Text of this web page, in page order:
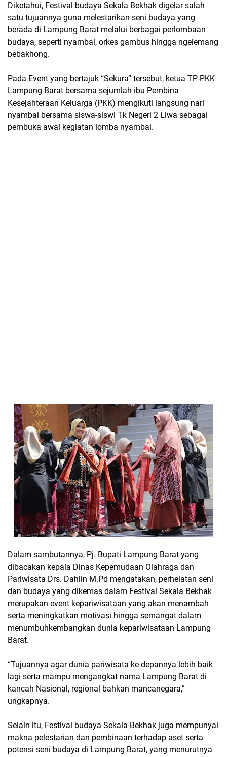
Diketahui, Festival budaya Sekala Bekhak digelar salah
satu tujuannya guna melestarikan seni budaya yang
berada di Lampung Barat melalui berbagai perlombaan
budaya, seperti nyambai, orkes gambus hingga ngelemang
bebakhong.
Pada Event yang bertajuk “Sekura” tersebut, ketua TP-PKK
Lampung Barat bersama sejumlah ibu Pembina
Kesejahteraan Keluarga (PKK) mengikuti langsung nari
nyambai bersama siswa-siswi Tk Negeri 2 Liwa sebagai
pembuka awal kegiatan lomba nyambai.
Dalam sambutannya, Pj. Bupati Lampung Barat yang
dibacakan kepala Dinas Kepemudaan Olahraga dan
Pariwisata Drs. Dahlin M.Pd mengatakan, perhelatan seni
dan budaya yang dikemas dalam Festival Sekala Bekhak
merupakan event kepariwisataan yang akan menambah
serta meningkatkan motivasi hingga semangat dalam
menumbuhkembangkan dunia kepariwisataan Lampung
Barat.
“Tujuannya agar dunia pariwisata ke depannya lebih baik
lagi serta mampu mengangkat nama Lampung Barat di
kancah Nasional, regional bahkan mancanegara,”
ungkapnya.
Selain itu, Festival budaya Sekala Bekhak juga mempunyai
makna pelestarian dan pembinaan terhadap aset serta
potensi seni budaya di Lampung Barat, yang menurutnya